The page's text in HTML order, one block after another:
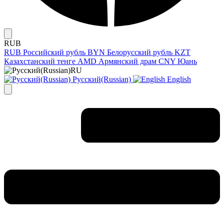
RUB
RUB Российский рубль BYN Белорусский рубль KZT
Казахстанский тенге AMD Армянский драм CNY Юань
RU
Русский(Russian)
English